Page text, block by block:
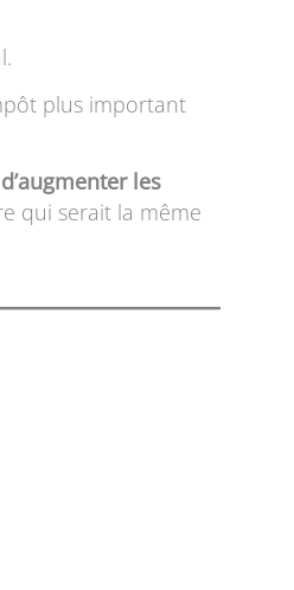
plus important
d’augmenter les
qui serait la même